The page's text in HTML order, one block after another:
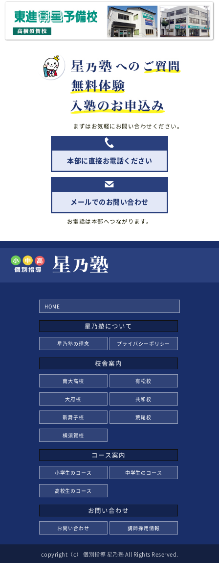
まずはお気軽にお問い合わせください。
本部に直接お電話ください
メールでのお問い合わせ
お電話は本部へつながります。
HOME
星乃塾について
星乃塾の理念 プライバシーポリシー
校舎案内
南大高校 有松校
大府校 共和校
新舞子校 荒尾校
横須賀校
コース案内
小学生のコース 中学生のコース
高校生のコース
お問い合わせ
お問い合わせ 講師採用情報
copyright（c） 個別指導 星乃塾 All Rights Reserved.